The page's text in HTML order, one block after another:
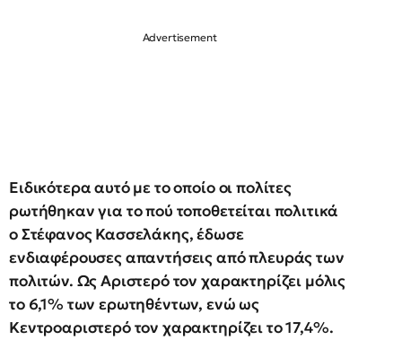
Ειδικότερα αυτό με το οποίο οι πολίτες
ρωτήθηκαν για το πού τοποθετείται πολιτικά
ο Στέφανος Κασσελάκης, έδωσε
ενδιαφέρουσες απαντήσεις από πλευράς των
πολιτών. Ως Αριστερό τον χαρακτηρίζει μόλις
το 6,1% των ερωτηθέντων, ενώ ως
Κεντροαριστερό τον χαρακτηρίζει το 17,4%.